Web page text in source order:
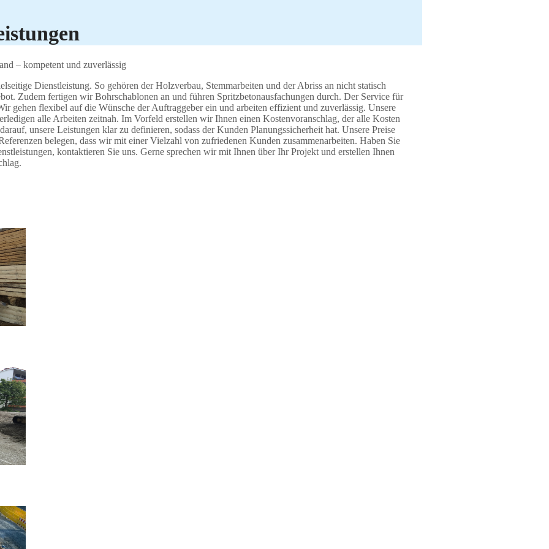
– kompetent und zuverlässig
Dienstleistung. So gehören der Holzverbau, Stemmarbeiten und der Abriss an nicht statisch
Zudem fertigen wir Bohrschablonen an und führen Spritzbetonausfachungen durch. Der Service für
gehen flexibel auf die Wünsche der Auftraggeber ein und arbeiten effizient und zuverlässig. Unsere
alle Arbeiten zeitnah. Im Vorfeld erstellen wir Ihnen einen Kostenvoranschlag, der alle Kosten
unsere Leistungen klar zu definieren, sodass der Kunden Planungssicherheit hat. Unsere Preise
belegen, dass wir mit einer Vielzahl von zufriedenen Kunden zusammenarbeiten. Haben Sie
kontaktieren Sie uns. Gerne sprechen wir mit Ihnen über Ihr Projekt und erstellen Ihnen